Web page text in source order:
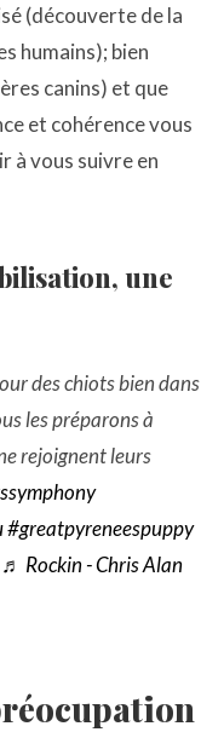
(découverte de la
humains); bien
canins) et que
et cohérence vous
à vous suivre en
une
des chiots bien dans
les préparons à
rejoignent leurs
#greatpyreneespuppy
♬ Rockin - Chris Alan